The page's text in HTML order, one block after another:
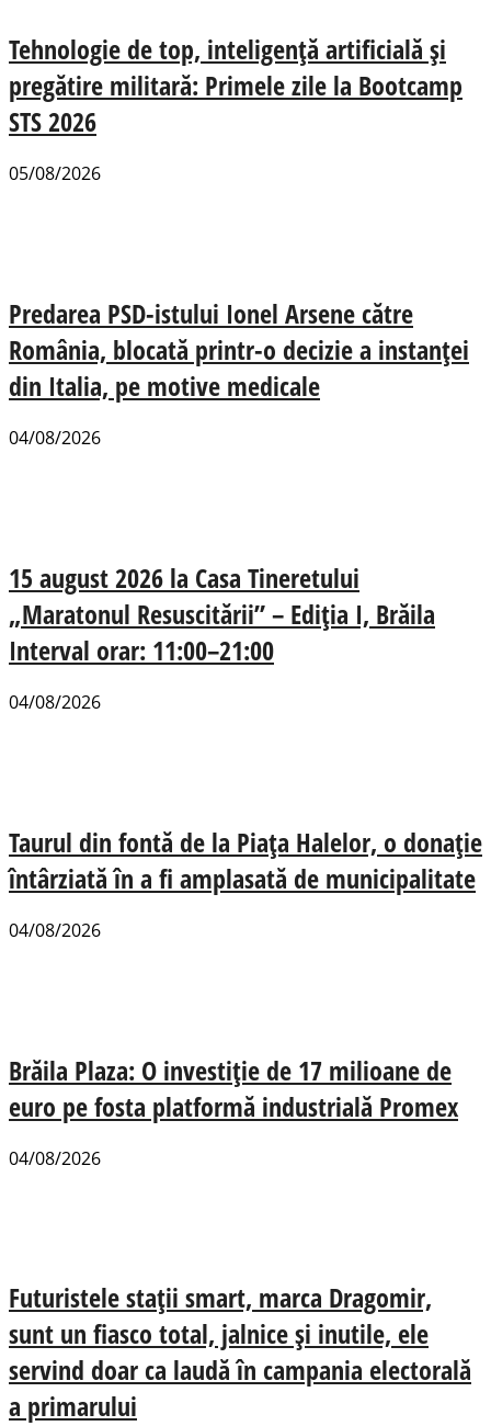
Tehnologie de top, inteligență artificială și
pregătire militară: Primele zile la Bootcamp
STS 2026
05/08/2026
Predarea PSD-istului Ionel Arsene către
România, blocată printr-o decizie a instanței
din Italia, pe motive medicale
04/08/2026
15 august 2026 la Casa Tineretului
„Maratonul Resuscitării” – Ediția I, Brăila
Interval orar: 11:00–21:00
04/08/2026
Taurul din fontă de la Piața Halelor, o donație
întârziată în a fi amplasată de municipalitate
04/08/2026
Brăila Plaza: O investiție de 17 milioane de
euro pe fosta platformă industrială Promex
04/08/2026
Futuristele stații smart, marca Dragomir,
sunt un fiasco total, jalnice și inutile, ele
servind doar ca laudă în campania electorală
a primarului